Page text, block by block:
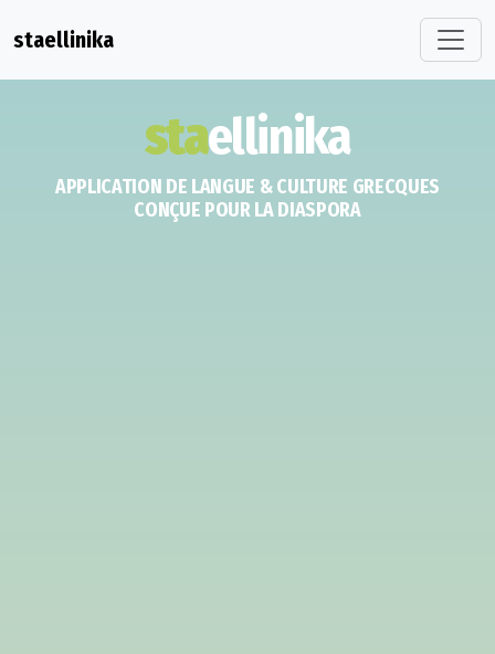
staellinika
staellinika
APPLICATION DE LANGUE & CULTURE GRECQUES
CONÇUE POUR LA DIASPORA